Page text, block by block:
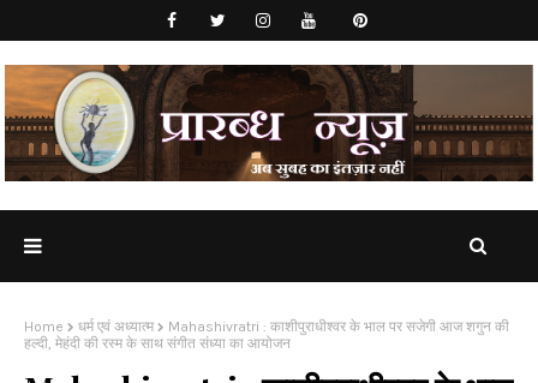
Home धर्म एवं अध्यात्म
Mahashivratri : काशीपुराधीश्वर के भाल पर सजेगी आज शगुन की
हल्दी, मेहंदी की रस्म के साथ संगीत संध्या का आयोजन